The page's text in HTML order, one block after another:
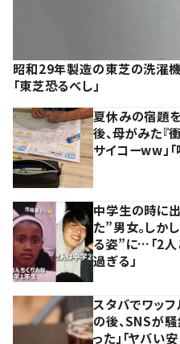
昭和29年製造の東芝の洗濯機
「東芝恐るべし」
夏休みの宿題
後、母がみた『
サイコーww」
中学生の時に
た”男女。しか
る姿”に…「2人
過ぎる」
スタバでワッ
の後、SNSが
った」「ヤバい安